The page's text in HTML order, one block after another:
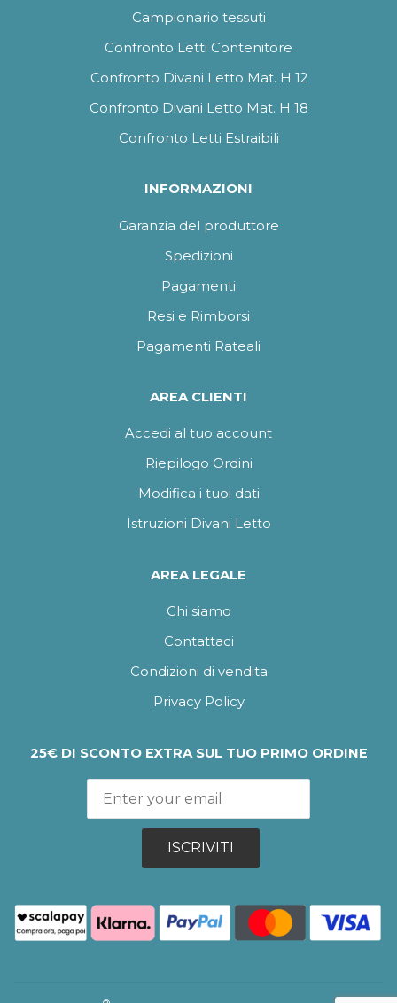
Campionario tessuti
Confronto Letti Contenitore
Confronto Divani Letto Mat. H 12
Confronto Divani Letto Mat. H 18
Confronto Letti Estraibili
INFORMAZIONI
Garanzia del produttore
Spedizioni
Pagamenti
Resi e Rimborsi
Pagamenti Rateali
AREA CLIENTI
Accedi al tuo account
Riepilogo Ordini
Modifica i tuoi dati
Istruzioni Divani Letto
AREA LEGALE
Chi siamo
Contattaci
Condizioni di vendita
Privacy Policy
25€ DI SCONTO EXTRA SUL TUO PRIMO ORDINE
ISCRIVITI